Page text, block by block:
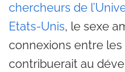
chercheurs de
Etats-Unis, le sexe
connexions entre
contribuerait au